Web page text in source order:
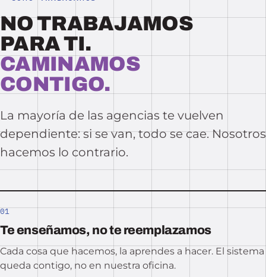
NO TRABAJAMOS
PARA TI.
CAMINAMOS
CONTIGO.
La mayoría de las agencias te vuelven
dependiente: si se van, todo se cae. Nosotros
hacemos lo contrario.
01
Te enseñamos, no te reemplazamos
Cada cosa que hacemos, la aprendes a hacer. El sistema
queda contigo, no en nuestra oficina.